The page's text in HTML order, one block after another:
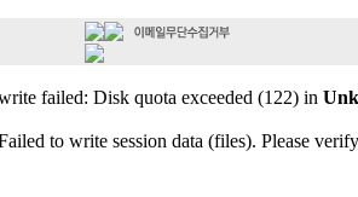
failed: Disk quota exceeded (122) in
to write session data (files). Please